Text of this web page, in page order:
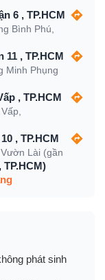
6 , TP.HCM
Bình Phú,
, TP.HCM
Minh Phụng
, TP.HCM
, TP.HCM
Lài (gần
, TP.HCM)
phát sinh